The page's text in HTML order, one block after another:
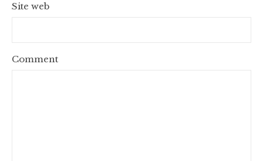
Site web
Comment